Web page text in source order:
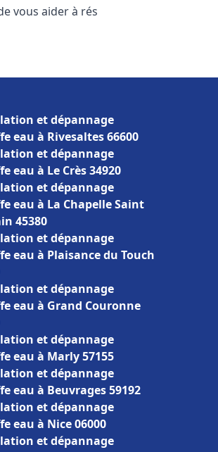
vous aider à rés
et dépannage
eau à Rivesaltes 66600
et dépannage
eau à Le Crès 34920
et dépannage
eau à La Chapelle Saint
45380
et dépannage
eau à Plaisance du Touch
et dépannage
eau à Grand Couronne
et dépannage
eau à Marly 57155
et dépannage
eau à Beuvrages 59192
et dépannage
eau à Nice 06000
et dépannage